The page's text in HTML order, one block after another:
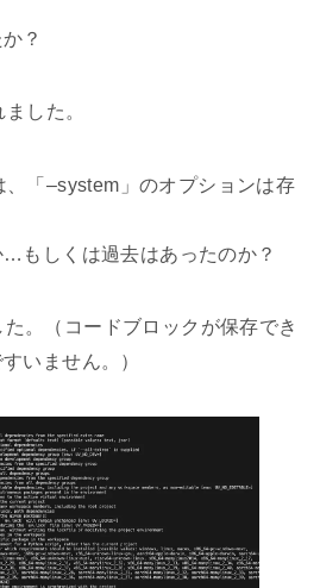
？
した。
「–system」のオプションは存
もしくは過去はあったのか？
。（コードブロックが保存でき
いません。）